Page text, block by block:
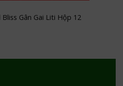
Bliss Gân Gai Liti Hộp 12